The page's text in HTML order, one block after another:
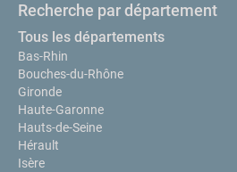
Recherche par département
Tous les départements
Bas-Rhin
Bouches-du-Rhône
Gironde
Haute-Garonne
Hauts-de-Seine
Hérault
Isère